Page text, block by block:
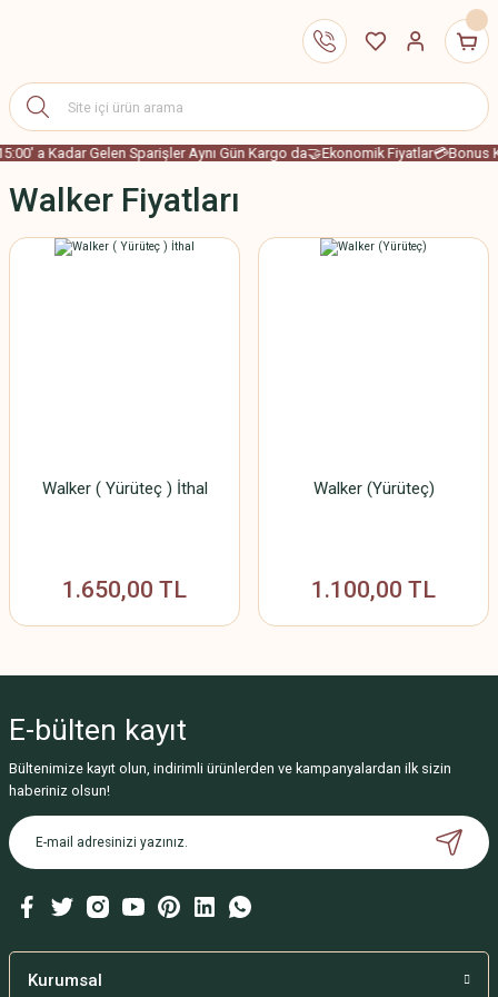
a Kadar Gelen Sparişler Aynı Gün Kargo da🤝Ekonomik Fiyatlar💳Bonus
Walker Fiyatları
Walker ( Yürüteç ) İthal
1.650,00 TL
Walker (Yürüteç)
1.100,00 TL
E-bülten kayıt
Bültenimize kayıt olun, indirimli ürünlerden ve kampanyalardan ilk sizin
haberiniz olsun!
Kurumsal